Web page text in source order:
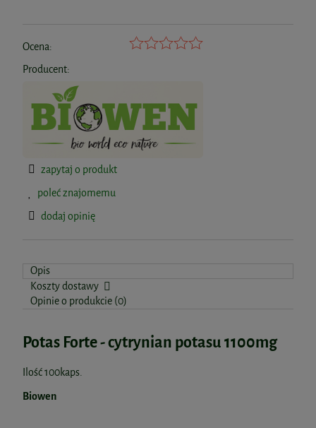
Ocena:
Producent:
zapytaj o produkt
poleć znajomemu
dodaj opinię
Opis
Koszty dostawy
Opinie o produkcie (0)
Potas Forte - cytrynian potasu 1100mg
Ilość 100kaps.
Biowen